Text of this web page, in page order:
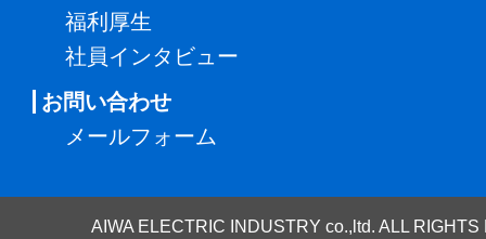
福利厚生
社員インタビュー
お問い合わせ
メールフォーム
AIWA ELECTRIC INDUSTRY co.,ltd. ALL